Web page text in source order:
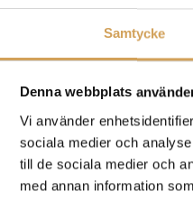
Samtycke
Denna webbplats
Vi använder
sociala medier och
till de sociala medier och
med annan information
olika
kan
väljas
på
produktsidan
& 4K HDMI